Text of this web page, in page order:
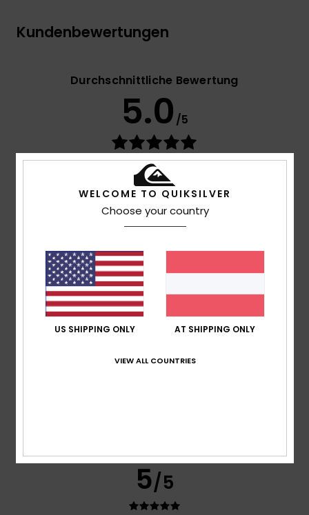
Kundenbewertungen
Durchschnittliche Bewertung
5.0 /5
basierend auf5 verifizierten Bewertungenseit
Dezember 2025
100% unserer Kunden empfehlen dieses Produkt
Preis-Leistungs-Verhältnis
Größe
Material
5/5
WELCOME TO QUIKSILVER
Choose your country
US SHIPPING ONLY AT SHIPPING ONLY
VIEW ALL COUNTRIES